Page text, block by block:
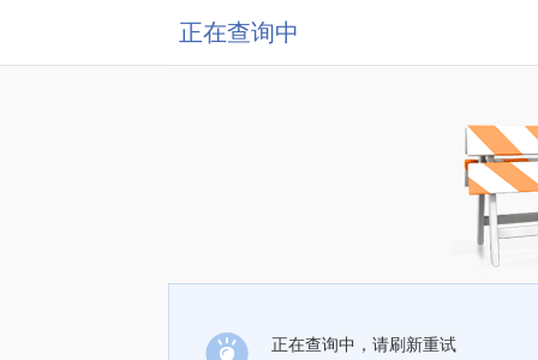
正在查询中
正在查询中，请刷新重试